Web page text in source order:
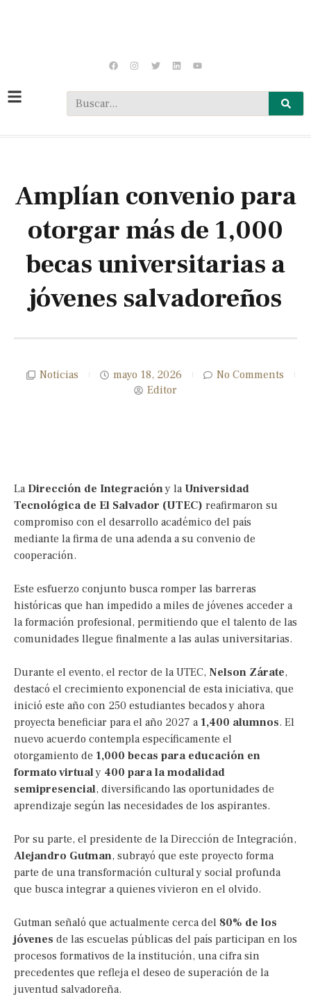
Amplían convenio para
otorgar más de 1,000
becas universitarias a
jóvenes salvadoreños
Noticias mayo 18, 2026
No Comments
Editor
La Dirección de Integracióny la Universidad
Tecnológica de El Salvador (UTEC) reafirmaron su
compromiso con el desarrollo académico del país
mediante la firma de una adenda a su convenio de
cooperación.
Este esfuerzo conjunto busca romper las barreras
históricas que han impedido a miles de jóvenes acceder a
la formación profesional, permitiendo que el talento de las
comunidades llegue finalmente a las aulas universitarias.
Durante el evento, el rector de la UTEC, Nelson Zárate,
destacó el crecimiento exponencial de esta iniciativa, que
inició este año con 250 estudiantes becados y ahora
proyecta beneficiar para el año 2027 a 1,400 alumnos. El
nuevo acuerdo contempla específicamente el
otorgamiento de 1,000 becas para educación en
formato virtualy 400 para la modalidad
semipresencial, diversificando las oportunidades de
aprendizaje según las necesidades de los aspirantes.
Por su parte, el presidente de la Dirección de Integración,
Alejandro Gutman, subrayó que este proyecto forma
parte de una transformación cultural y social profunda
que busca integrar a quienes vivieron en el olvido.
Gutman señaló que actualmente cerca del 80% de los
jóvenes de las escuelas públicas del país participan en los
procesos formativos de la institución, una cifra sin
precedentes que refleja el deseo de superación de la
juventud salvadoreña.